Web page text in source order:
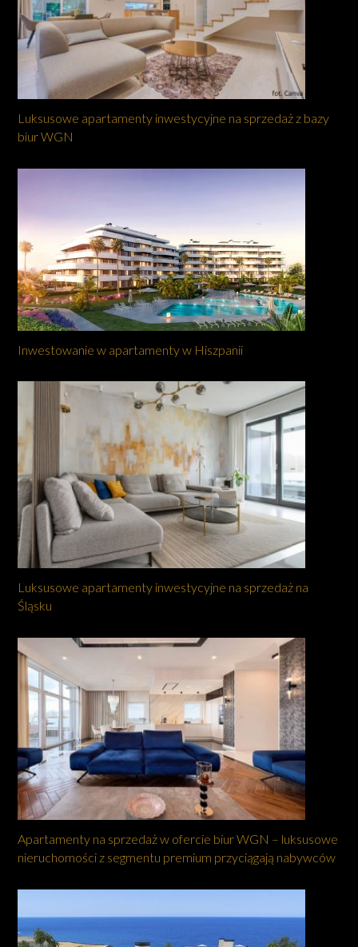
Luksusowe apartamenty inwestycyjne na sprzedaż z bazy
biur WGN
Inwestowanie w apartamenty w Hiszpanii
Luksusowe apartamenty inwestycyjne na sprzedaż na
Śląsku
Apartamenty na sprzedaż w ofercie biur WGN – luksusowe
nieruchomości z segmentu premium przyciągają nabywców